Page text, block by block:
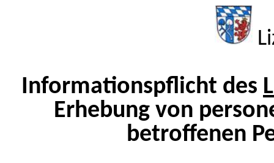
Informationspflicht des
Erhebung von
betroffenen